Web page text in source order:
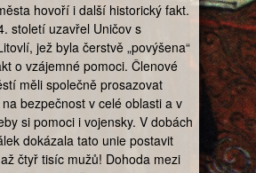
hovoří i další historický fakt.
století uzavřel Uničov s
jež byla čerstvě „povýšena“
o vzájemné pomoci. Členové
měli společně prosazovat
bezpečnost v celé oblasti a v
si pomoci i vojensky. V dobách
dokázala tato unie postavit
čtyř tisíc mužů! Dohoda mezi